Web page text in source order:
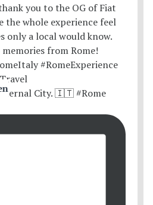
City. 🇮🇹 #Rome